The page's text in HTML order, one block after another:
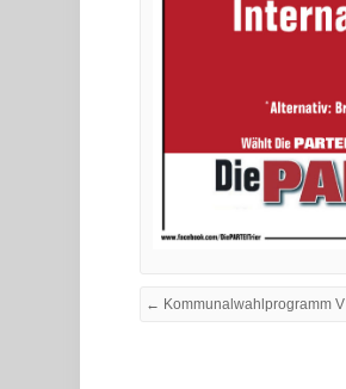
← Kommunalwahlprogramm V